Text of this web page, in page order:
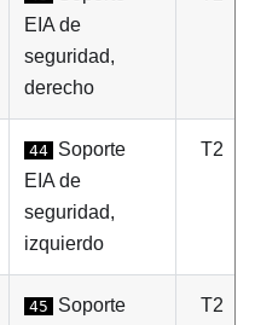
EIA de
seguridad,
derecho
44 Soporte
EIA de
seguridad,
izquierdo
T2
45
Soporte
T2